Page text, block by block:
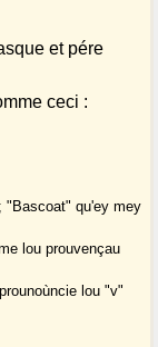
et pére
ceci :
"Bascoat" qu'ey mey
lou prouvençau
lou "v"